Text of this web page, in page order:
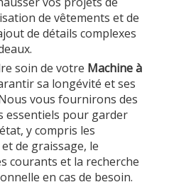
de vêtements et de
de détails complexes
soin de votre Machine à
sa longévité et ses
vous fournirons des
essentiels pour garder
y compris les
de graissage, le
courants et la recherche
en cas de besoin.